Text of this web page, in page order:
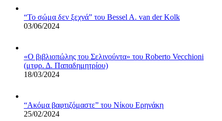
“Το σώμα δεν ξεχνά” του Bessel A. van der Kolk
03/06/2024
«Ο βιβλιoπώλης του Σελινούντα» του Roberto Vecchioni
(μτφρ. Δ. Παπαδημητρίου)
18/03/2024
“Ακόμα βαφτιζόμαστε” του Νίκου Ερηνάκη
25/02/2024